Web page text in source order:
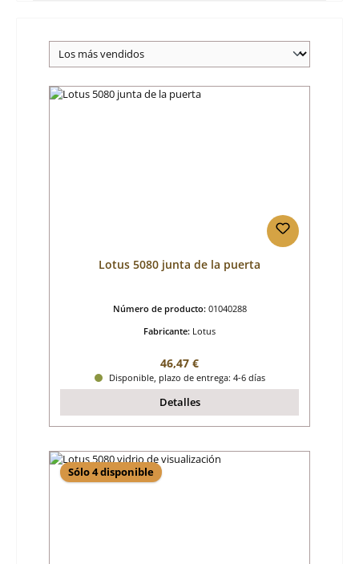
Lotus 5080 junta de la puerta
Número de producto: 01040288
Fabricante: Lotus
Precio normal:
46,47 €
Disponible, plazo de entrega: 4-6 días
Detalles
Sólo 4 disponible